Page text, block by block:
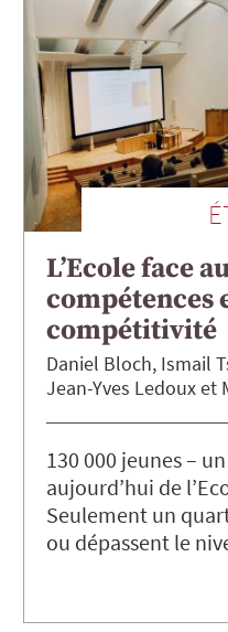
L’Ecole face
compétences
compétitivité
Daniel Bloch Ismail
Jean-Yves Ledoux
130 000 jeunes –
aujourd’hui de
Seulement un
ou dépassent le